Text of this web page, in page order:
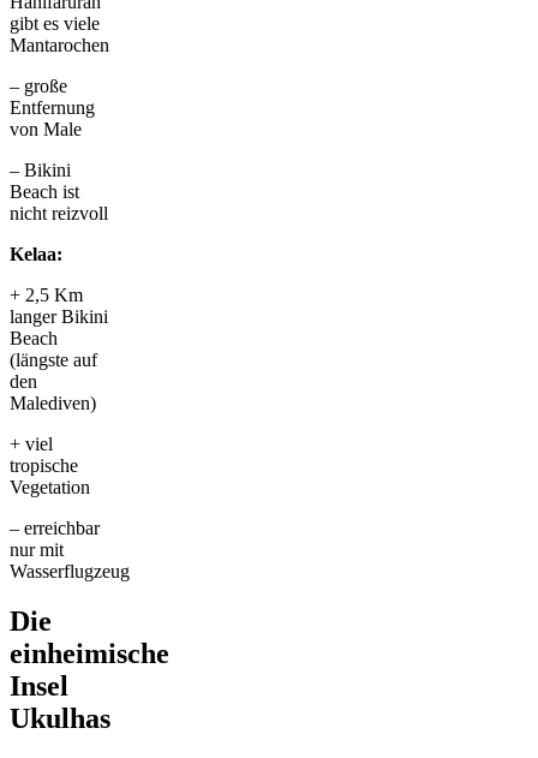
gibt es viele
Mantarochen
– große
Entfernung
von Male
– Bikini
Beach ist
nicht reizvoll
Kelaa:
+ 2,5 Km
langer Bikini
Beach
(längste auf
den
Malediven)
+ viel
tropische
Vegetation
– erreichbar
nur mit
Wasserflugzeug
Die
einheimische
Insel
Ukulhas